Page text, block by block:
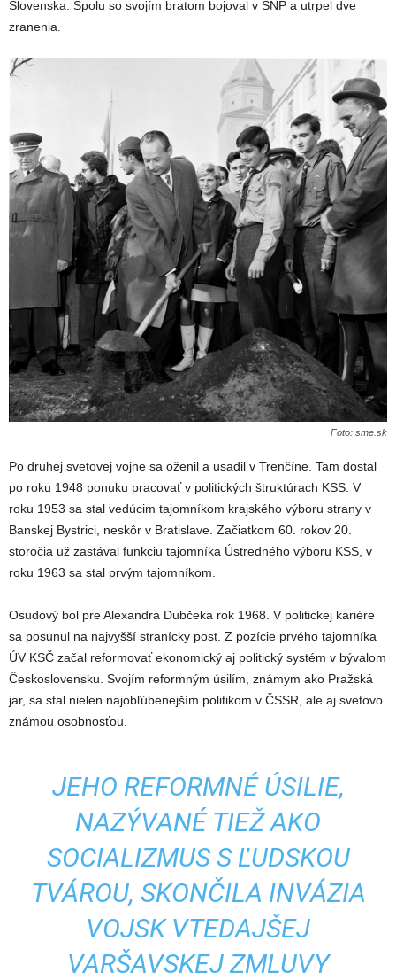
Slovenska. Spolu so svojím bratom bojoval v SNP a utrpel dve
zranenia.
Foto: sme.sk
Po druhej svetovej vojne sa oženil a usadil v Trenčíne. Tam dostal
po roku 1948 ponuku pracovať v politických štruktúrach KSS. V
roku 1953 sa stal vedúcim tajomníkom krajského výboru strany v
Banskej Bystrici, neskôr v Bratislave. Začiatkom 60. rokov 20.
storočia už zastával funkciu tajomníka Ústredného výboru KSS, v
roku 1963 sa stal prvým tajomníkom.
Osudový bol pre Alexandra Dubčeka rok 1968. V politickej kariére
sa posunul na najvyšší stranícky post. Z pozície prvého tajomníka
ÚV KSČ začal reformovať ekonomický aj politický systém v bývalom
Československu. Svojím reformným úsilím, známym ako Pražská
jar, sa stal nielen najobľúbenejším politikom v ČSSR, ale aj svetovo
známou osobnosťou.
JEHO REFORMNÉ ÚSILIE,
NAZÝVANÉ TIEŽ AKO
SOCIALIZMUS S ĽUDSKOU
TVÁROU, SKONČILA INVÁZIA
VOJSK VTEDAJŠEJ
VARŠAVSKEJ ZMLUVY